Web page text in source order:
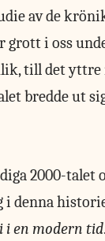
av de
i oss
till det yttre
bredde ut
2000-talet
denna
i en modern tid